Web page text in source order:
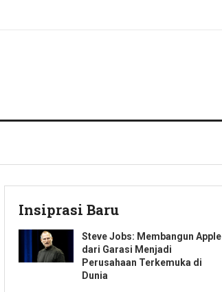
Insiprasi Baru
Steve Jobs: Membangun Apple
dari Garasi Menjadi
Perusahaan Terkemuka di
Dunia